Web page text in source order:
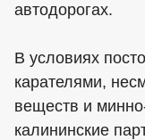
автодорогах.
В условиях
карателями,
веществ и
калининские